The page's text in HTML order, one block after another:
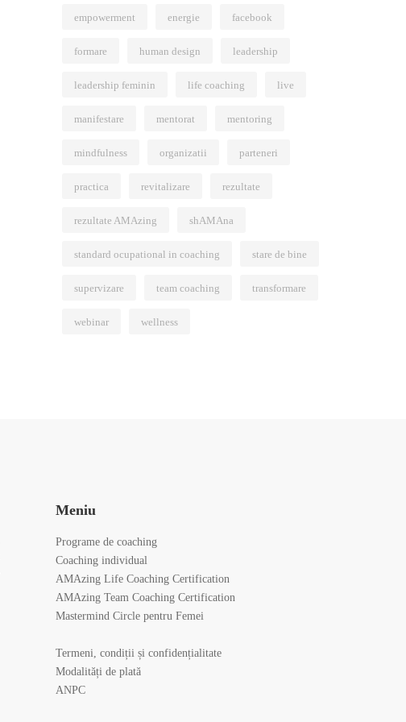
empowerment energie facebook
formare human design leadership
leadership feminin life coaching live
manifestare mentorat mentoring
mindfulness organizatii parteneri
practica revitalizare rezultate
rezultate AMAzing shAMAna
standard ocupational in coaching stare de bine
supervizare team coaching transformare
webinar wellness
Meniu
Programe de coaching
Coaching individual
AMAzing Life Coaching Certification
AMAzing Team Coaching Certification
Mastermind Circle pentru Femei
Termeni, condiții și confidențialitate
Modalități de plată
ANPC